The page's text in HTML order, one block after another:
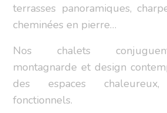
terrasses panoramiques,
cheminées en pierre…
Nos chalets
montagnarde et design
des espaces
fonctionnels.